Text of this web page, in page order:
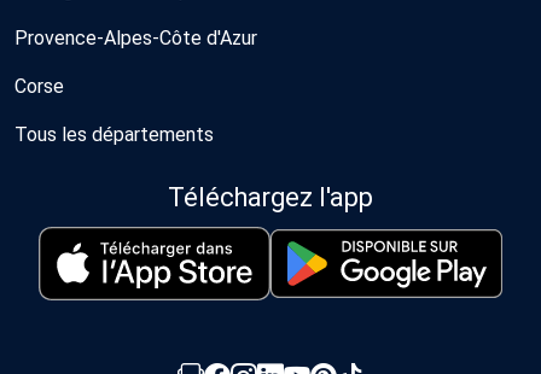
Provence-Alpes-Côte d'Azur
Corse
Tous les départements
Téléchargez l'app